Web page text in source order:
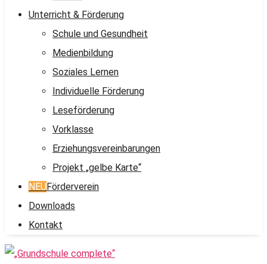
Unterricht & Förderung
Schule und Gesundheit
Medienbildung
Soziales Lernen
Individuelle Förderung
Leseförderung
Vorklasse
Erziehungsvereinbarungen
Projekt „gelbe Karte“
NEUFörderverein
Downloads
Kontakt